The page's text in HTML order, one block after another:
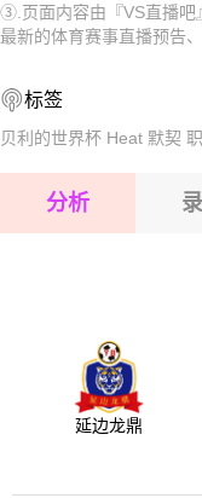
2026-08-17
2026-08-17
2026-08-17 【
③.页面内容由『VS直播吧
最新的体育赛事直播预告
标签
贝利的世界杯 Heat 默契
分析
延边龙鼎